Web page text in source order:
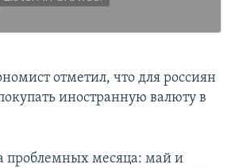
отметил, что для россиян
иностранную валюту в
проблемных месяца: май и